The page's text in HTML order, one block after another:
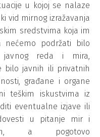
u kojoj se nalaze
vid mirnog izražavanja
sredstvima koja im
nećemo podržati bilo
javnog reda i mira,
bilo javnih ili privatnih
građane i organe
teškim iskustvima iz
eventualne izjave ili
u pitanje mir i
a pogotovo